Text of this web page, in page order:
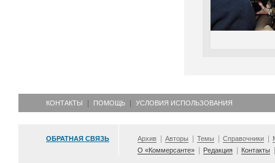
КОНТАКТЫ ПОМОЩЬ УСЛОВИЯ ИСПОЛЬЗОВАНИЯ
ОБРАТНАЯ СВЯЗЬ Архив Авторы Темы Справочники
О «Коммерсанте»
Редакция Контакты